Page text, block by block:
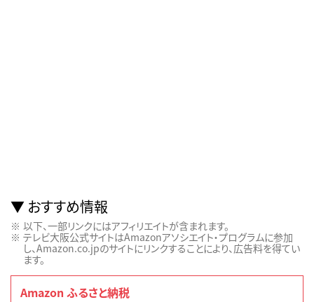
おすすめ情報
以下、一部リンクにはアフィリエイトが含まれます。
テレビ大阪公式サイトはAmazonアソシエイト・プログラムに参加
し、Amazon.co.jpのサイトにリンクすることにより、広告料を得てい
ます。
Amazon ふるさと納税